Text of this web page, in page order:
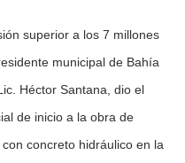
superior a los 7 millones
municipal de Bahía
Héctor Santana, dio el
de inicio a la obra de
concreto hidráulico en la